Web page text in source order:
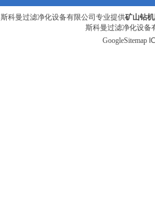
斯科曼过滤净化设备有限公司专业提供矿山钻
斯科曼过滤净化设备
GoogleSitemap